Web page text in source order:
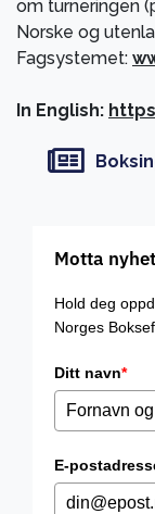
om turneringen
Norske og
Fagsystemet:
In English:
Motta
Hold deg
Norges
Ditt navn*
E-